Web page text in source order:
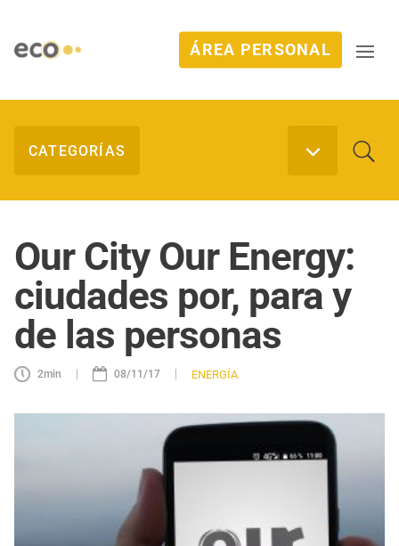
ÁREA PERSONAL
Our City Our Energy:
ciudades por, para y
de las personas
2min | 08/11/17 | ENERGÍA